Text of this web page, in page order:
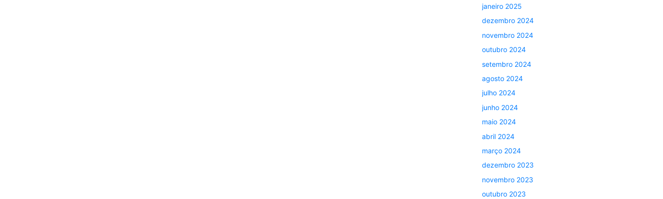
janeiro 2025
dezembro 2024
novembro 2024
outubro 2024
setembro 2024
agosto 2024
julho 2024
junho 2024
maio 2024
abril 2024
março 2024
dezembro 2023
novembro 2023
outubro 2023